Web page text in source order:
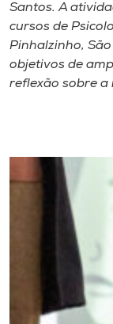
Santos. A
cursos de
Pinhalzinho,
objetivos de
reflexão sobre a